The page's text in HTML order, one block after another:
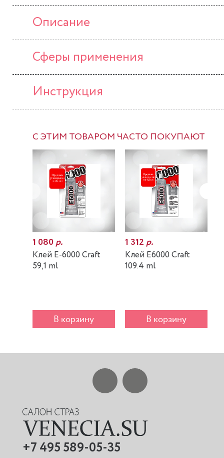
Описание
Сферы применения
Инструкция
С ЭТИМ ТОВАРОМ ЧАСТО ПОКУПАЮТ
1 080р.
Клей E-6000 Craft
59,1 ml
В корзину
1 312р.
Клей E6000 Craft
109.4 ml
В корзину
+7 495 589-05-35